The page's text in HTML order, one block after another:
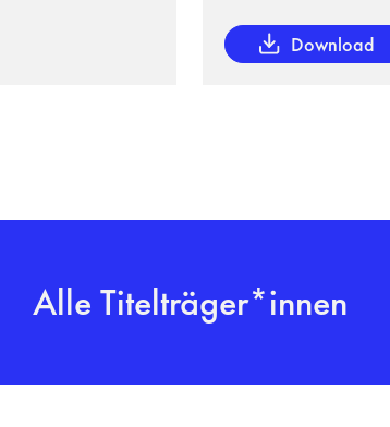
Download
Alle Titelträger*innen